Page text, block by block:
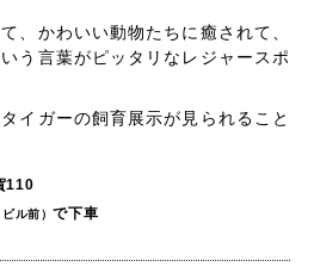
、かわいい動物たちに癒されて、
う言葉がピッタリなレジャースポ
イガーの飼育展示が見られること
110
ビル前）で下車